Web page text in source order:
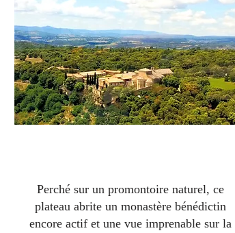
Perché sur un promontoire naturel, ce
plateau abrite un monastère bénédictin
encore actif et une vue imprenable sur la